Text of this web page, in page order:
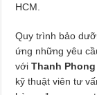
HCM.
Quy trình bảo
ứng những yêu
vớiThanh
kỹ thuật viên tư